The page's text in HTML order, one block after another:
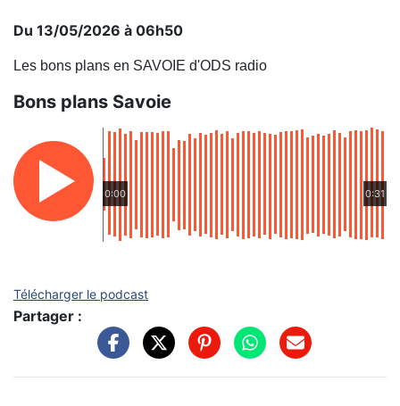
Du 13/05/2026 à 06h50
Les bons plans en SAVOIE d'ODS radio
Bons plans Savoie
0:00 0:31
Télécharger le podcast
Partager :